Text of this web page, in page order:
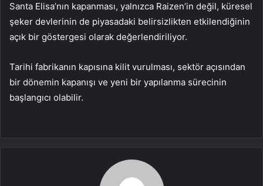
Santa Elisa’nın kapanması, yalnızca Raizen’in değil, küresel
şeker devlerinin de piyasadaki belirsizlikten etkilendiğinin
açık bir göstergesi olarak değerlendiriliyor.
Tarihi fabrikanın kapısına kilit vurulması, sektör açısından
bir dönemin kapanışı ve yeni bir yapılanma sürecinin
başlangıcı olabilir.